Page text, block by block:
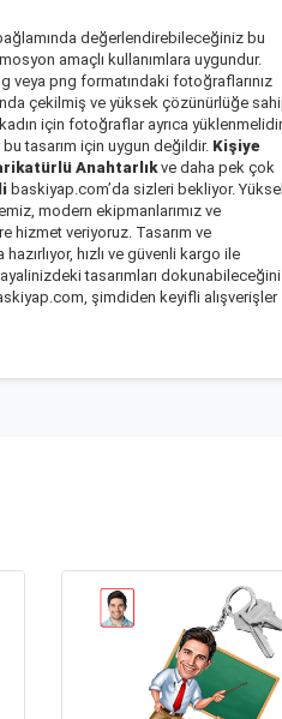
değerlendirebileceğiniz bu
amaçlı kullanımlara uygundur.
veya png formatındaki fotoğraflarınız
çekilmiş ve yüksek çözünürlüğe
için fotoğraflar ayrıca
tasarım için uygun değildir. Kişiye
Anahtarlıkve daha pek çok
baskiyap.com’da sizleri bekliyor.
modern ekipmanlarımız ve
hizmet veriyoruz. Tasarım ve
hızlı ve güvenli kargo ile
tasarımları
şimdiden keyifli alışverişler